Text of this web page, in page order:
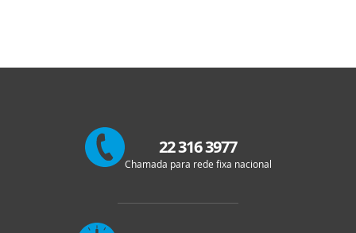
22 316 3977
Chamada para rede fixa nacional